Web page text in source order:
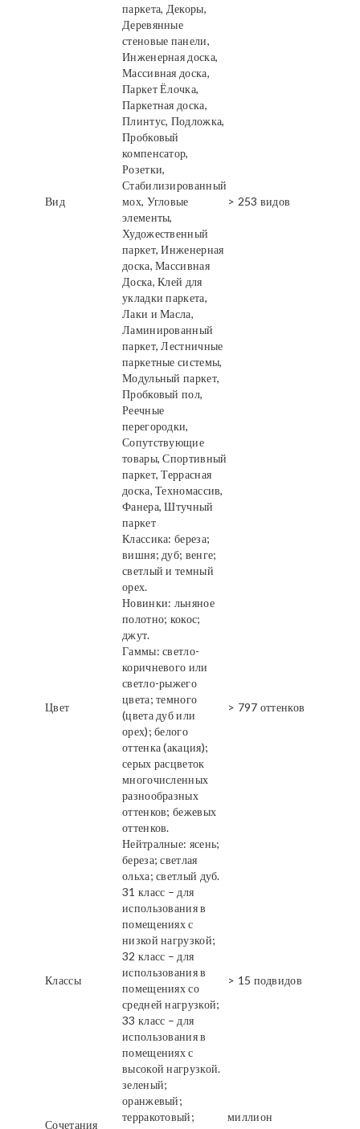
Вид
паркета, Декоры,
Деревянные
стеновые панели,
Инженерная доска,
Массивная доска,
Паркет Ёлочка,
Паркетная доска,
Плинтус, Подложка,
Пробковый
компенсатор,
Розетки,
Стабилизированный
мох, Угловые
элементы,
Художественный
паркет, Инженерная
доска, Массивная
Доска, Клей для
укладки паркета,
Лаки и Масла,
Ламинированный
паркет, Лестничные
паркетные системы,
Модульный паркет,
Пробковый пол,
Реечные
перегородки,
Сопутствующие
товары, Спортивный
паркет, Террасная
доска, Техномассив,
Фанера, Штучный
паркет
> 253 видов
Цвет
Классика: береза;
вишня; дуб; венге;
светлый и темный
орех.
Новинки: льняное
полотно; кокос;
джут.
Гаммы: светло-
коричневого или
светло-рыжего
цвета; темного
(цвета дуб или
орех); белого
оттенка (акация);
серых расцветок
многочисленных
разнообразных
оттенков; бежевых
оттенков.
Нейтралные: ясень;
береза; светлая
ольха; светлый дуб.
> 797 оттенков
Классы
31 класс – для
использования в
помещениях с
низкой нагрузкой;
32 класс – для
использования в
помещениях со
средней нагрузкой;
33 класс – для
использования в
помещениях с
высокой нагрузкой.
> 15 подвидов
Сочетания
зеленый;
оранжевый;
терракотовый;
миллион